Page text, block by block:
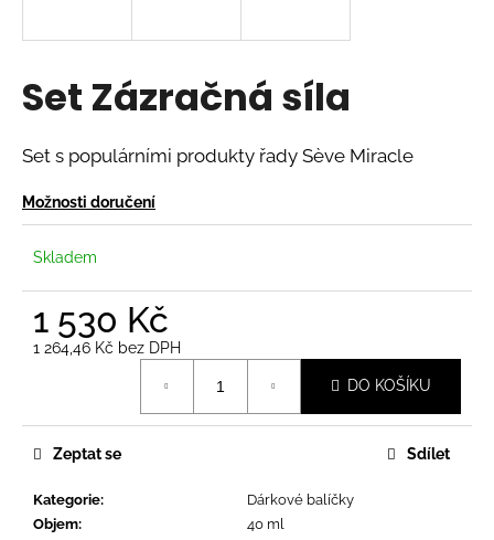
Set Zázračná síla
Set s populárními produkty řady Sève Miracle
Možnosti doručení
Skladem
1 530 Kč
1 264,46 Kč bez DPH
DO KOŠÍKU
Kategorie:
Dárkové balíčky
Objem: 40 ml
Zeptat se Sdílet
í
t
?
D
o
č
u